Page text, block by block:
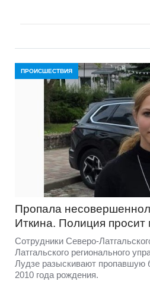
ПРОИСШЕСТВИЯ
Пропала
Иткина. Полиция
Сотрудники Северо-
Латгальского регионального
Лудзе разыскивают пропавшую
2010 года рождения.